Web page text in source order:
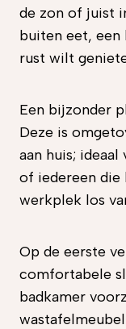
de zon of juist
buiten eet, een
rust wilt
Een bijzonder
Deze is
aan huis;
of iedereen die
werkplek los
Op de eerste
comfortabele
badkamer